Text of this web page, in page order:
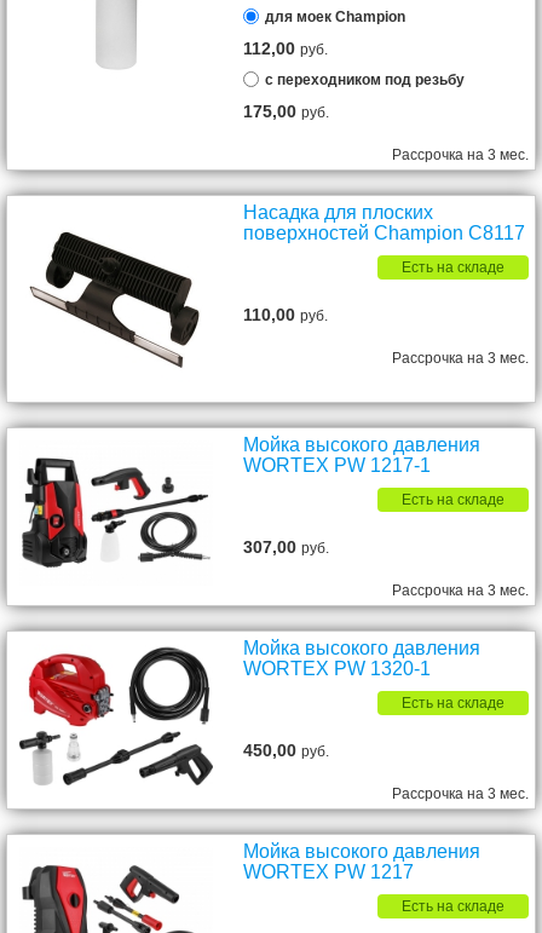
для моек Champion
112,00руб.
с переходником под резьбу
175,00руб.
Рассрочка на 3 мес.
Насадка для плоских
поверхностей Champion С8117
Есть на складе
110,00руб.
Рассрочка на 3 мес.
Мойка высокого давления
WORTEX PW 1217-1
Есть на складе
307,00руб.
Рассрочка на 3 мес.
Мойка высокого давления
WORTEX PW 1320-1
Есть на складе
450,00руб.
Рассрочка на 3 мес.
Мойка высокого давления
WORTEX PW 1217
Есть на складе